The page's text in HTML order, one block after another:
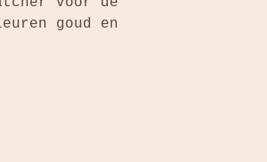
goud en